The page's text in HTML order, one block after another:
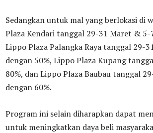
Sedangkan untuk mal yang berlokasi di
Plaza Kendari tanggal 29-31 Maret &
Lippo Plaza Palangka Raya tanggal
dengan 50%, Lippo Plaza Kupang
80%, dan Lippo Plaza Baubau tanggal
dengan 60%.
Program ini selain diharapkan dapat
untuk meningkatkan daya beli